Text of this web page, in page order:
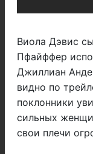
Виола Дэвис
Пфайффер
Джиллиан
видно по
поклонники
сильных
свои плечи